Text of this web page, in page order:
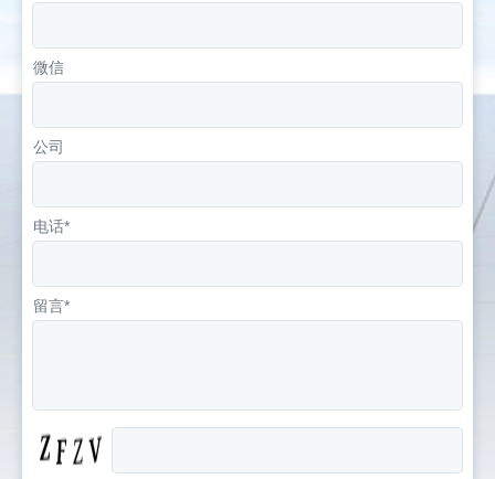
微信
公司
电话*
留言*